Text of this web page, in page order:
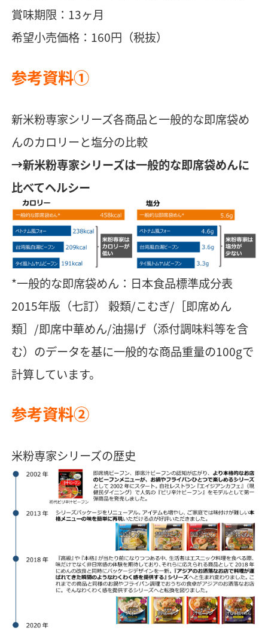
賞味期限：13ヶ月
希望小売価格：160円（税抜）
参考資料①
新米粉専家シリーズ各商品と一般的な即席袋め
んのカロリーと塩分の比較
→新米粉専家シリーズは一般的な即席袋めんに
比べてヘルシー
*一般的な即席袋めん：日本食品標準成分表
2015年版（七訂） 穀類/こむぎ/［即席めん
類］/即席中華めん/油揚げ（添付調味料等を含
む）のデータを基に一般的な商品重量の100gで
計算しています。
参考資料②
米粉専家シリーズの歴史